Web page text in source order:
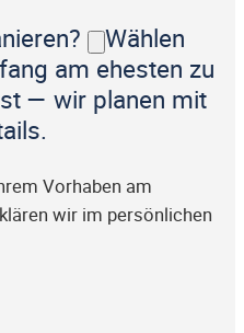
Wählen
am ehesten zu
— wir planen mit
Vorhaben am
wir im persönlichen